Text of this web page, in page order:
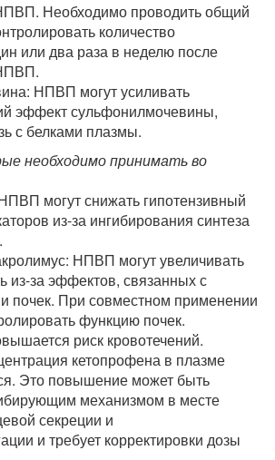
Необходимо проводить общий
количество
или два раза в неделю после
НПВП могут усиливать
эффект сульфонилмочевины,
с белками плазмы.
необходимо принимать во
могут снижать гипотензивный
из-за ингибирования синтеза
НПВП могут увеличивать
из-за эффектов, связанных с
почек. При совместном применении
функцию почек.
риск кровотечений.
кетопрофена в плазме
Это повышение может быть
механизмом в месте
секреции и
и требует корректировки дозы